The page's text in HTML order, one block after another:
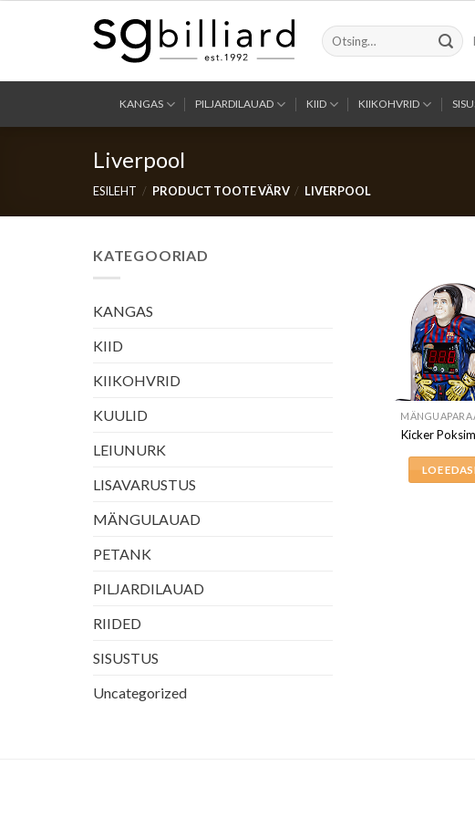
Otsi:
KANGAS PILJARDILAUAD KIID KIIKOHVRID
Liverpool
ESILEHT / PRODUCT TOOTE VÄRV / LIVERPOOL
KATEGOORIAD
KANGAS
KIID
KIIKOHVRID
KUULID
LEIUNURK
LISAVARUSTUS
MÄNGULAUAD
PETANK
PILJARDILAUAD
RIIDED
SISUSTUS
Uncategorized
Kicker
LOE EDASI